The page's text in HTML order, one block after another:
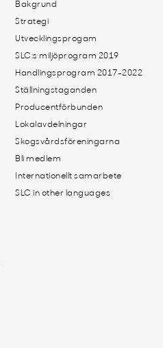
Bakgrund
Strategi
Utvecklingsprogam
SLC:s miljöprogram 2019
Handlingsprogram 2017-2022
Ställningstaganden
Producentförbunden
Lokalavdelningar
Skogsvårdsföreningarna
Bli medlem
Internationellt samarbete
SLC in other languages